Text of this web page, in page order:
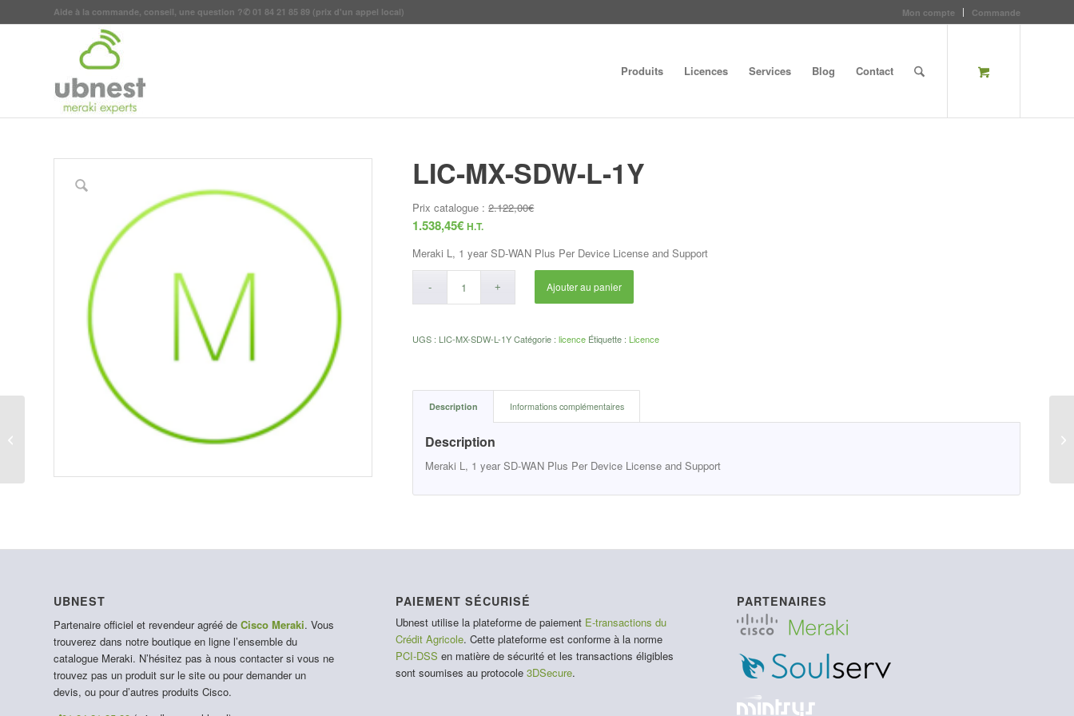
Mon compte Commande
Aide à la commande, conseil, une question ?✆ 01 84 21 85 89 (prix d'un appel local)
Produits Licences Services Blog Contact
LIC-MX-SDW-L-1Y
Prix catalogue :2.122,00€
1.538,45€ H.T.
Meraki L, 1 year SD-WAN Plus Per Device License and Support
Ajouter au panier
UGS : LIC-MX-SDW-L-1Y Catégorie :licence Étiquette : Licence
Description Informations complémentaires
Description
Meraki L, 1 year SD-WAN Plus Per Device License and Support
UBNEST
Partenaire officiel et revendeur agréé de Cisco Meraki. Vous
trouverez dans notre boutique en ligne l’ensemble du
catalogue Meraki. N’hésitez pas à nous contacter si vous ne
trouvez pas un produit sur le site ou pour demander un
devis, ou pour d’autres produits Cisco.
PAIEMENT SÉCURISÉ
Ubnest utilise la plateforme de paiement E-transactions du
Crédit Agricole. Cette plateforme est conforme à la norme
PCI-DSS en matière de sécurité et les transactions éligibles
sont soumises au protocole 3DSecure.
PARTENAIRES